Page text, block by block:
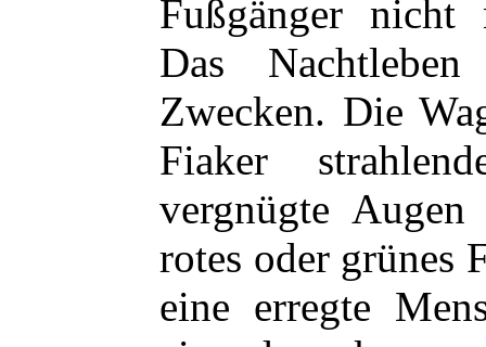
Fußgänger nicht
Das
Zwecken. Die
Fiaker
vergnügte
rotes oder grünes
eine erregte